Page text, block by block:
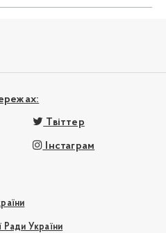
Твіттер
Інстаграм
Ради України